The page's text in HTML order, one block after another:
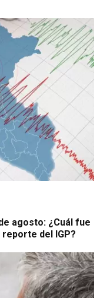
agosto: ¿Cuál fue
del IGP?